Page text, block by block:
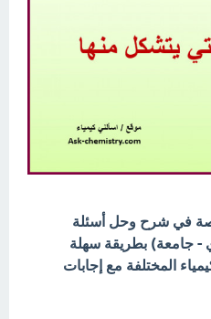
في شرح وحل أسئلة
- جامعة) بطريقة سهلة
المختلفة مع إجابات